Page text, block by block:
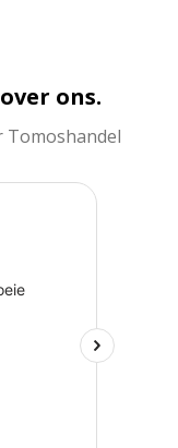
ons.
Tomoshandel